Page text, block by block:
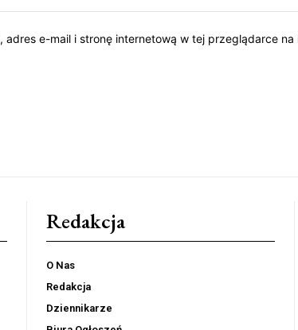
adres e-mail i stronę internetową w tej przeglądarce
Redakcja
O Nas
Redakcja
Dziennikarze